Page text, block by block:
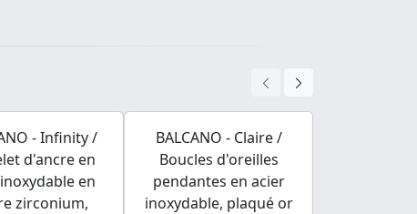
- Infinity /
d'ancre en
en
zirconium,
BALCANO - Claire /
Boucles d'oreilles
pendantes en acier
inoxydable, plaqué or